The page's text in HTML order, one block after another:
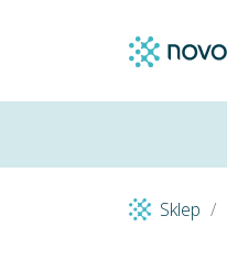
Sklep